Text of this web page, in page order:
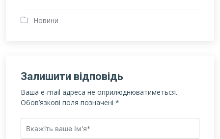
Новини
Залишити відповідь
Ваша e-mail адреса не оприлюднюватиметься.
Обов’язкові поля позначені *